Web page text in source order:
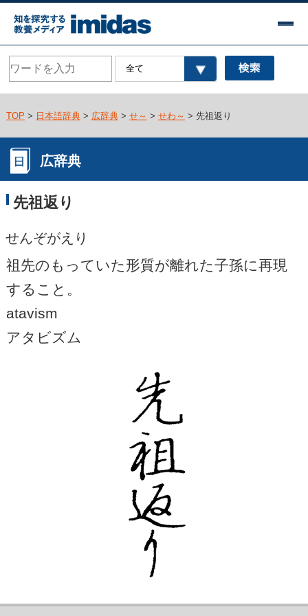
TOP > 日本語辞典> 広辞典> せ～ > せわ～ > 先祖返り
広辞典
先祖返り
せんぞがえり
祖先のもっていた形質が離れた子孫に再現
すること。
atavism
アタビズム